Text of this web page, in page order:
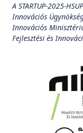
A STARTUP-2025-
Innovációs
Innovációs
Fejlesztési és